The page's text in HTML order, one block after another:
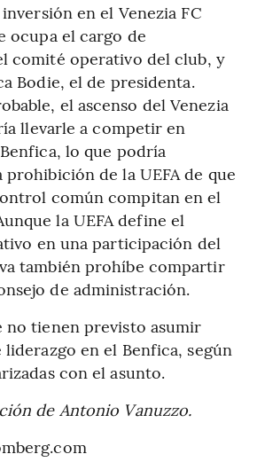
en el Venezia FC
ocupa el cargo de
comité operativo del club, y
Bodie, el de presidenta.
el ascenso del Venezia
llevarle a competir en
lo que podría
prohibición de la UEFA de que
común compitan en el
la UEFA define el
en una participación del
también prohíbe compartir
de administración.
no tienen previsto asumir
en el Benfica, según
con el asunto.
de Antonio Vanuzzo.